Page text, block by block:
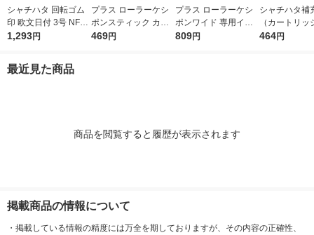
シャチハタ 回転ゴム
印 欧文日付 3号 NFD-
3G
1,293円
プラス ローラーケシ
ポンスティック カー
トリッジ 個人情報保
469円
プラス ローラーケシ
ポンワイド 専用イン
クカートリッジ 個人
809円
シャチハタ補
（カートリッ
ネーム・ネー
464円
最近見た商品
商品を閲覧すると履歴が表示されます
掲載商品の情報について
・ 掲載している情報の精度には万全を期しておりますが、その内容の正確性、